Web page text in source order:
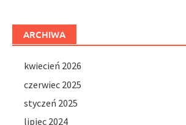
ARCHIWA
kwiecień 2026
czerwiec 2025
styczeń 2025
lipiec 2024